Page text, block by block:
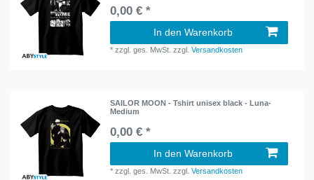
0,00 € *
In den Warenkorb
*zzgl. ges. MwSt. zzgl.Versandkosten
SAILOR MOON - Tshirt unisex black - Luna-
Medium
0,00 € *
In den Warenkorb
*zzgl. ges. MwSt. zzgl.Versandkosten